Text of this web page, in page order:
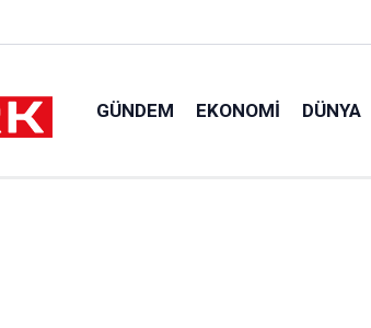
GÜNDEM EKONOMI DÜNYA